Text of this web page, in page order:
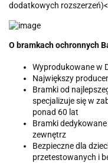
dodatkowych
O bramkach ochronnych
Wyprodukowane w
Największy
Bramki od
specjalizuje się w
ponad 60 lat
Bramki
zewnętrz
Bezpieczne dla
przetestowanych i